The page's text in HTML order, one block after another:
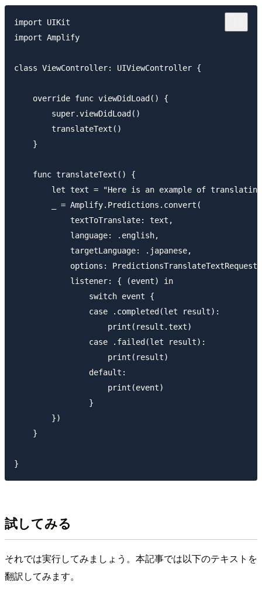
import UIKit
import Amplify
class ViewController: UIViewController {
    override func viewDidLoad() {
        super.viewDidLoad()
        translateText()
    }
    func translateText() {
let text = "Here is an example of
        _ = Amplify.Predictions.convert(
            textToTranslate: text,
            language: .english,
            targetLanguage: .japanese,
options:
            listener: { (event) in
                switch event {
                case .completed(let result):
                    print(result.text)
                case .failed(let result):
                    print(result)
                default:
                    print(event)
                }
        })
    }
試してみる
それでは実行してみましょう。本記事では以下のテキストを
翻訳してみます。